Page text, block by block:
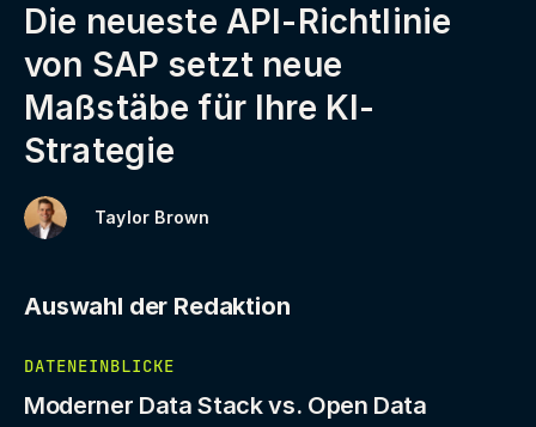
Die neueste API-Richtlinie
von SAP setzt neue
Maßstäbe für Ihre KI-
Strategie
Taylor Brown
Auswahl der Redaktion
DATENEINBLICKE
Moderner Data Stack vs. Open Data